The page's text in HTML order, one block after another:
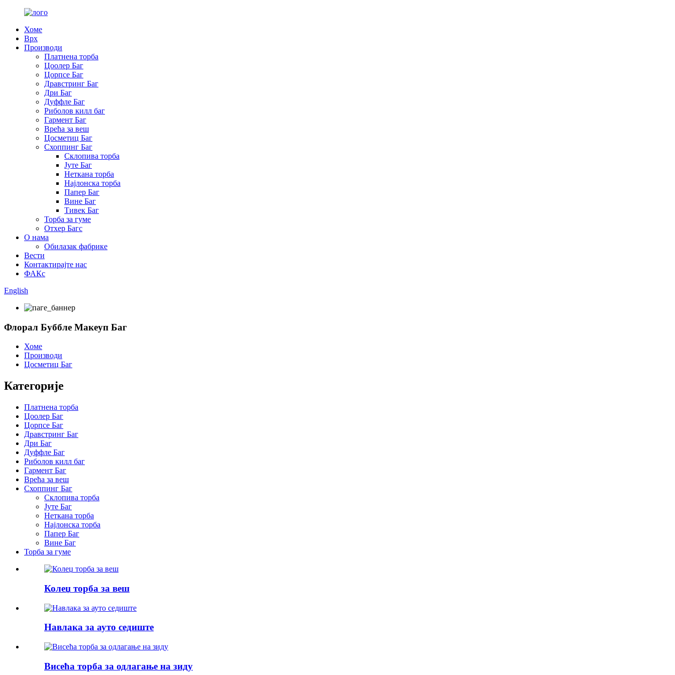
Хоме
Врх
Производи
Платнена торба
Цоолер Баг
Цорпсе Баг
Дравстринг Баг
Дри Баг
Дуффле Баг
Риболов килл баг
Гармент Баг
Врећа за веш
Цосметиц Баг
Схоппинг Баг
Склопива торба
Јуте Баг
Неткана торба
Најлонска торба
Папер Баг
Вине Баг
Тивек Баг
Торба за гуме
Отхер Багс
О нама
Обилазак фабрике
Вести
Контактирајте нас
ФАКс
English
Флорал Буббле Макеуп Баг
Хоме
Производи
Цосметиц Баг
Категорије
Платнена торба
Цоолер Баг
Цорпсе Баг
Дравстринг Баг
Дри Баг
Дуффле Баг
Риболов килл баг
Гармент Баг
Врећа за веш
Схоппинг Баг
Склопива торба
Јуте Баг
Неткана торба
Најлонска торба
Папер Баг
Вине Баг
Торба за гуме
Колеџ торба за веш
Навлака за ауто седиште
Висећа торба за одлагање на зиду